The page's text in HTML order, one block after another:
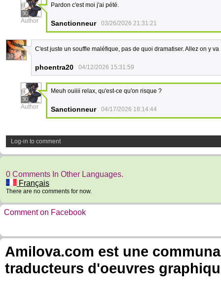
30
Author
Pardon c'est moi j'ai pété.
Sanctionneur 03/26/2026 21:31:21
39
C'est juste un souffle maléfique, pas de quoi dramatiser. Allez on y
phoentra20 04/12/2026 15:31:59
30
Author
Meuh ouiiii relax, qu'est-ce qu'on risque ?
Sanctionneur 04/17/2026 18:14:44
Log-in to comment
0 Comments In Other Languages.
Français
There are no comments for now.
Comment on Facebook
Amilova.com est une
traducteurs d'oeuvres